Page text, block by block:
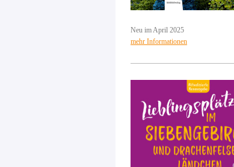
Neu im April 2025
mehr Informationen